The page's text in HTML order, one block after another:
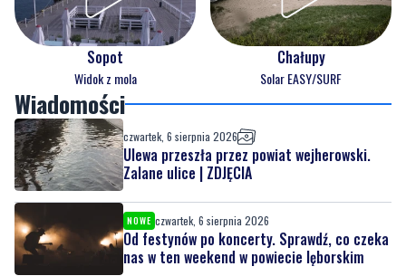
Sopot
Widok z mola
Chałupy
Solar EASY/SURF
Wiadomości
czwartek, 6 sierpnia 2026
Ulewa przeszła przez powiat wejherowski.
Zalane ulice | ZDJĘCIA
NOWE czwartek, 6 sierpnia 2026
Od festynów po koncerty. Sprawdź, co czeka
nas w ten weekend w powiecie lęborskim